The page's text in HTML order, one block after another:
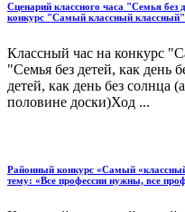
Сценарий классного часа "Семья без
конкурс "Самый классный классный"
Классный час на конкурс
"Семья без детей, как день
детей, как день без
половине доски)Ход ...
Районный конкурс «Самый
тему: «Все профессии нужны, все